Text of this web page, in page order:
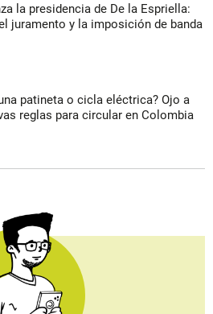
la presidencia de De la Espriella:
juramento y la imposición de banda
patineta o cicla eléctrica? Ojo a
reglas para circular en Colombia